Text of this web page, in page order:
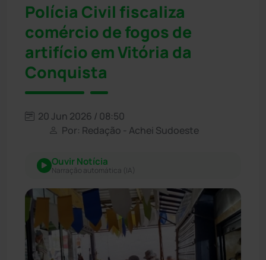
Polícia Civil fiscaliza
comércio de fogos de
artifício em Vitória da
Conquista
20 Jun 2026 / 08:50
Por: Redação - Achei Sudoeste
Ouvir Notícia
Narração automática (IA)